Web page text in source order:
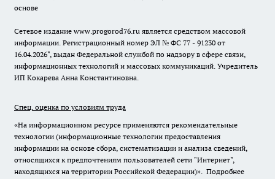
основе
Сетевое издание www.progorod76.ru является средством массовой
информации. Регистрационный номер ЭЛ № ФС 77 - 91230 от
16.04.2026", выдан Федеральной службой по надзору в сфере связи,
информационных технологий и массовых коммуникаций. Учредитель
ИП Кокарева Анна Константиновна.
Спец. оценка по условиям труда
«На информационном ресурсе применяются рекомендательные
технологии (информационные технологии предоставления
информации на основе сбора, систематизации и анализа сведений,
относящихся к предпочтениям пользователей сети "Интернет",
находящихся на территории Российской Федерации)». Подробнее